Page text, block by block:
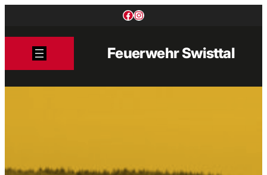
Facebook
Instagram
Feuerwehr Swisttal